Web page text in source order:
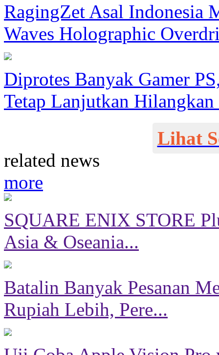
RagingZet Asal Indonesia
Waves Holographic
Diprotes Banyak Gamer
Tetap Lanjutkan Hilangkan
Lihat
related news
more
SQUARE ENIX STORE
Asia & Oseania...
Batalin Banyak Pesanan
Rupiah Lebih, Pere...